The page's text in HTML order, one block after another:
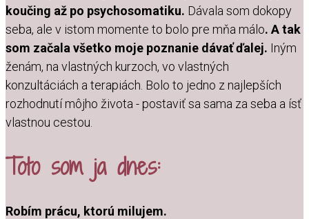
koučing až po psychosomatiku. Dávala som dokopy
seba, ale v istom momente to bolo pre mňa málo. A tak
som začala všetko moje poznanie dávať ďalej. Iným
ženám, na vlastných kurzoch, vo vlastných
konzultáciách a terapiách. Bolo to jedno z najlepších
rozhodnutí môjho života - postaviť sa sama za seba a ísť
vlastnou cestou.
Toto som ja dnes:
Robím prácu, ktorú milujem.